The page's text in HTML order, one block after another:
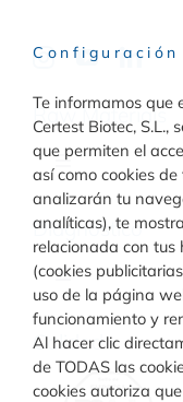
Raw Materials
Toggle
Navigation
Materiales para
Materiales para
Diagnóstico
Toggle
Navigation
Rapid Test
Calidad
Te informamos que
Certest Biotec, S.L.,
que permiten el
así como cookies
analizarán tu
analíticas), te
relacionada con
(cookies
uso de la página
funcionamiento y
Al hacer clic
de TODAS las
cookies autoriza